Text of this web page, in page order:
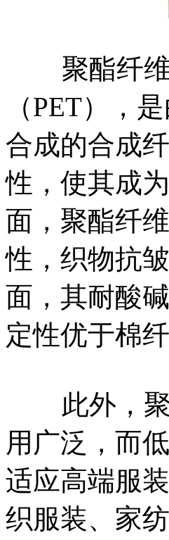
聚酯纤维
（PET），
合成的合成
性，使其成
面，聚酯纤
性，织物抗
面，其耐酸
定性优于棉纤
此外，聚
用广泛，而
适应高端服
织服装、家